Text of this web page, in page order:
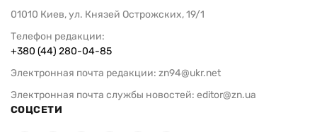
01010 Киев, ул. Князей Острожских, 19/1
Телефон редакции:
+380 (44) 280-04-85
Электронная почта редакции: zn94@ukr.net
Электронная почта службы новостей: editor@zn.ua
СОЦСЕТИ